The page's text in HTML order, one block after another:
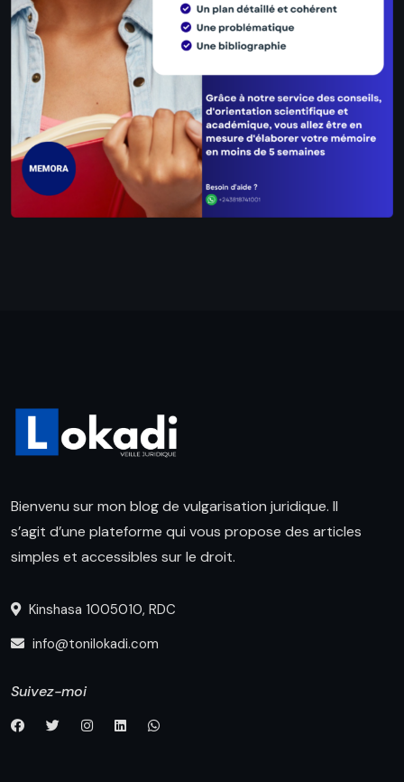
Bienvenu sur mon blog de vulgarisation juridique. Il
s’agit d’une plateforme qui vous propose des articles
simples et accessibles sur le droit.
Kinshasa 1005010, RDC
info@tonilokadi.com
Suivez-moi